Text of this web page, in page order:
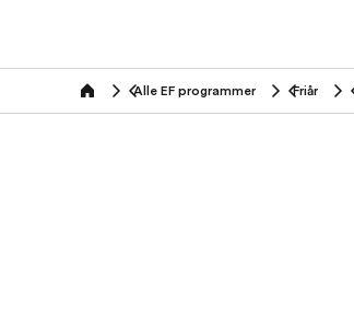
home Alle EF programmer Friår